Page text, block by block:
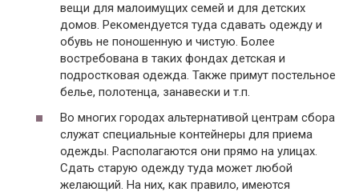
вещи для малоимущих семей и для детских
домов. Рекомендуется туда сдавать одежду и
обувь не поношенную и чистую. Более
востребована в таких фондах детская и
подростковая одежда. Также примут постельное
белье, полотенца, занавески и т.п.
Во многих городах альтернативой центрам сбора
служат специальные контейнеры для приема
одежды. Располагаются они прямо на улицах.
Сдать старую одежду туда может любой
желающий. На них, как правило, имеются